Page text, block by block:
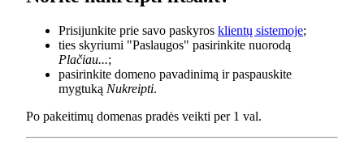
Prisijunkite prie savo paskyros klientų sistemoje;
ties skyriumi "Paslaugos" pasirinkite nuorodą
Plačiau...;
pasirinkite domeno pavadinimą ir paspauskite
mygtuką Nukreipti.
Po pakeitimų domenas pradės veikti per 1 val.